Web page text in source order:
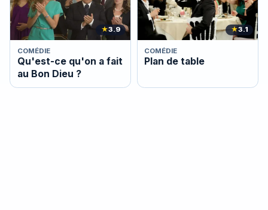
★3.9
COMÉDIE
Qu'est-ce qu'on a fait
au Bon Dieu ?
★3.1
COMÉDIE
Plan de table